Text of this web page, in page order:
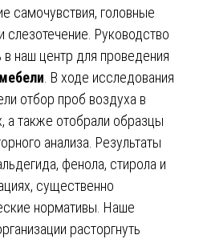
самочувствия, головные
слезотечение. Руководство
в наш центр для проведения
. В ходе исследования
отбор проб воздуха в
а также отобрали образцы
анализа. Результаты
фенола, стирола и
существенно
нормативы. Наше
расторгнуть